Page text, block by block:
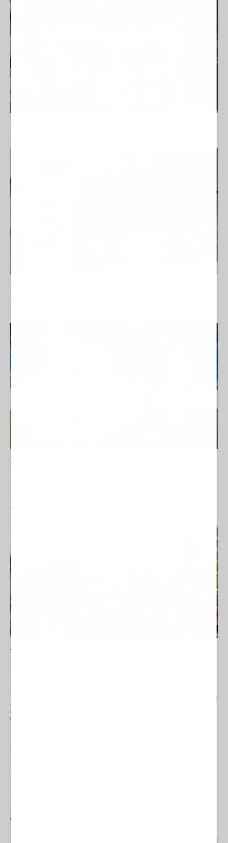
La AD Ceuta conquista el XII Trofeo de Feria (2-1)
El 'Murube' se pone a punto: todas las obras
previstas, al detalle
El Ceuta, a la espera de José Ángel Jurado del
Dépor
OPINIÓN
Carta abierta desde Ceuta: recuperar la
confianza antes de que sea demasiado tarde
natal, Ceuta, una…
08/08/2026
FRONTERA E INMIGRACIÓN
EEUU respalda la soberanía española de
Ceuta y Melilla
este jueves de manera "inequívoca" la…
08/08/2026